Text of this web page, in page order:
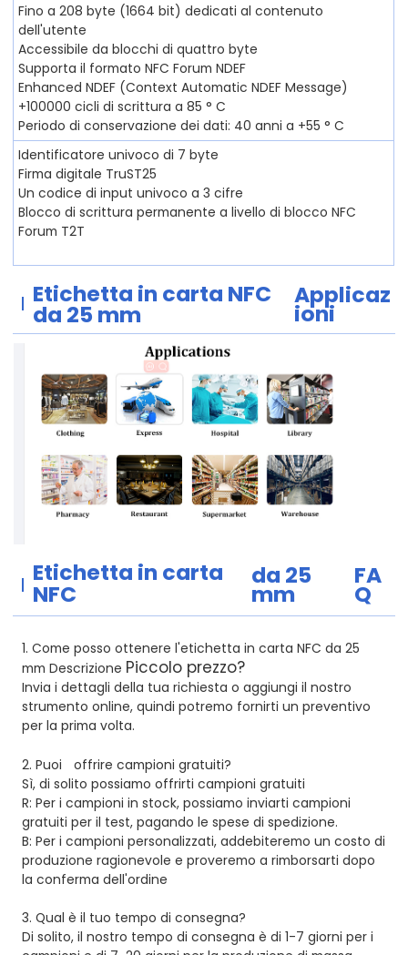
Fino a 208 byte (1664 bit) dedicati al contenuto
dell'utente
Accessibile da blocchi di quattro byte
Supporta il formato NFC Forum NDEF
Enhanced NDEF (Context Automatic NDEF Message)
+100000 cicli di scrittura a 85 ° C
Periodo di conservazione dei dati: 40 anni a +55 ° C
Identificatore univoco di 7 byte
Firma digitale TruST25
Un codice di input univoco a 3 cifre
Blocco di scrittura permanente a livello di blocco NFC
Forum T2T
Etichetta in carta NFC
da 25 mm
Applicaz
ioni
Etichetta in carta
NFC
da 25
mm
FA
Q
1. Come posso ottenere l'etichetta in carta NFC da 25
mm Descrizione Piccolo prezzo?
Invia i dettagli della tua richiesta o aggiungi il nostro
strumento online, quindi potremo fornirti un preventivo
per la prima volta.
2. Puoi
offrire campioni gratuiti?
Sì, di solito possiamo offrirti campioni gratuiti
R: Per i campioni in stock, possiamo inviarti campioni
gratuiti per il test, pagando le spese di spedizione.
B: Per i campioni personalizzati, addebiteremo un costo di
produzione ragionevole e proveremo a rimborsarti dopo
la conferma dell'ordine
3.Qual è il tuo tempo di consegna?
Di solito, il nostro tempo di consegna è di 1-7 giorni per i